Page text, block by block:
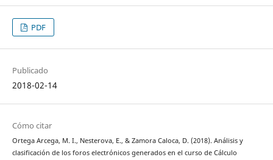
PDF
Publicado
2018-02-14
Cómo citar
Ortega Arcega, M. I., Nesterova, E., & Zamora Caloca, D. (2018). Análisis y
clasificación de los foros electrónicos generados en el curso de Cálculo